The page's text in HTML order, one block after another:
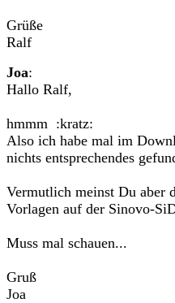
Grüße
Ralf
Joa:
Hallo Ralf,
hmmm :kratz:
Also ich habe mal im
nichts entsprechendes
Vermutlich meinst Du aber
Vorlagen auf der Sinovo-
Muss mal schauen...
Gruß
Joa